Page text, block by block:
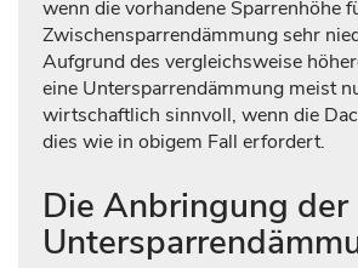
wenn die vorhandene Sparrenhöhe
Zwischensparrendämmung sehr
Aufgrund des vergleichsweise
eine Untersparrendämmung meist
wirtschaftlich sinnvoll, wenn die
dies wie in obigem Fall erfordert.
Die Anbringung der